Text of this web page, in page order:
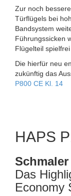
Zur noch
Türflügels bei
Bandsystem
Führungssicken
Flügelteil spielfrei
Die hierfür neu
zukünftig das
P800 CE Kl. 14
HAPS
Das
Economy